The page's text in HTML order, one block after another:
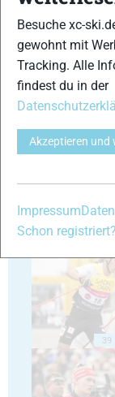
35
39
Besuche xc-
gewohnt mit
Tracking. Alle
findest du in der
Akzeptieren und
Impressum
Schon